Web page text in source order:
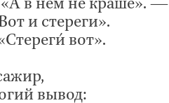
в нём не краше». —
и стереги».
вот».
вывод: